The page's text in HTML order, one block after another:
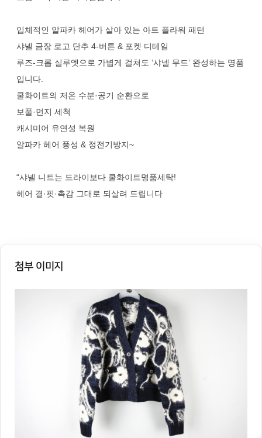
입체적인 알파카 헤어가 살아 있는 아트 플라워 패턴
샤넬 금장 로고 단추 4‑버튼 & 포켓 디테일
루즈‑크롭 실루엣으로 가볍게 걸쳐도 ‘샤넬 무드’ 완성하는 명품
입니다.
쿨화이트의 저온 수분·공기 순환으로
보풀·먼지 세척
캐시미어 유연성 복원
알파카 헤어 풍성 & 정전기방지~
“샤넬 니트는 드라이보다 쿨화이트명품세탁!
헤어 결·핏·촉감 그대로 되살려 드립니다
첨부 이미지